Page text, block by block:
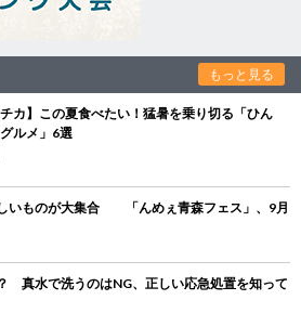
もっと見る
チカ】この夏食べたい！猛暑を乗り切る「ひん
ルメ」6選
いものが大集合 「んめぇ青森フェス」、9月
真水で洗うのはNG、正しい応急処置を知って